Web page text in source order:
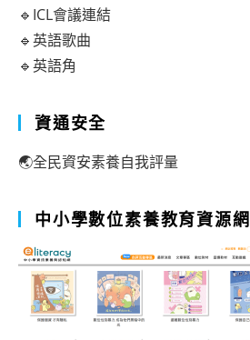
🔹ICL會議連結
🔹英語歌曲
🔹英語角
資通安全
🌏全民資安素養自我評量
中小學數位素養教育資源網